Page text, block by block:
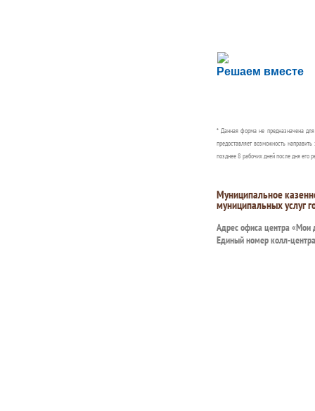
Решаем вместе
Сложности с
Сообщите об этом
* Данная форма не предназначена
предоставляет возможность
позднее 8 рабочих дней после дня его
Муниципальное
муниципальных услуг
Адрес офиса центра «Мои
Единый номер колл-